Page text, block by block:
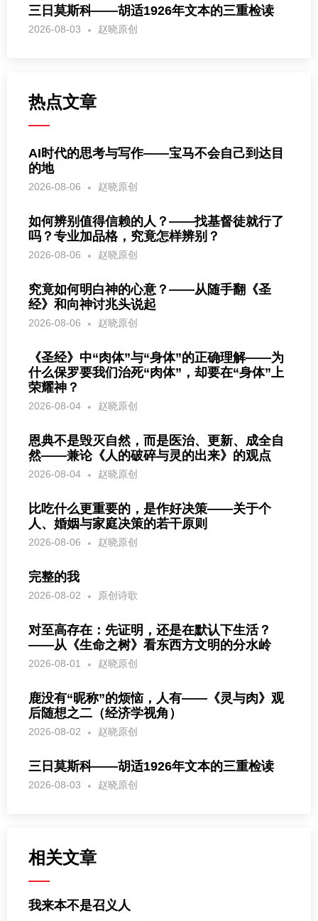
三日莫斯科——胡适1926年文本的三重检读
2026-08-03 赵晓原创
热点文章
AI时代的思考与写作——宝马不会自己到达目
的地
2026-08-06 赵晓原创
如何辨别值得信赖的人？——找基督徒就行了
吗？专业加品格，究竟怎样辨别？
2026-08-06 赵晓原创
究竟如何明白神的心意？——从随手翻《圣
经》和向神讨兆头说起
2026-08-06 赵晓原创
《圣经》中“肉体”与“身体”的正确理解——为
什么保罗要我们治死“肉体”，却要在“身体”上
荣耀神？
2026-08-04 赵晓原创
恩典不是毁灭自然，而是医治、更新、成全自
然——兼论《人的破碎与灵的出来》的观点
2026-08-04 赵晓原创
比吃什么更重要的，是作好决策——关于个
人、婚姻与家庭决策的若干原则
2026-08-06 赵晓原创
完整的我
2026-08-02 原创诗歌
对至高存在：先证明，还是在默认下生活？
——从《生命之树》看东西方文明的分水岭
2026-08-01 赵晓原创
鹿没有“昵称”的烦恼，人有——《灵与肉》观
后随想之二（经济学视角）
2026-08-02 赵晓原创
三日莫斯科——胡适1926年文本的三重检读
2026-08-03 赵晓原创
相关文章
我来本不是召义人